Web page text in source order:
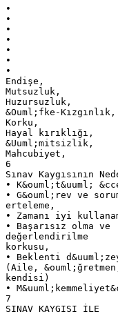
•
•
•
•
•
•
•
Endişe,
Mutsuzluk,
Huzursuzluk,
&Ouml;fke-Kızgınlık,
Korku,
Hayal kırıklığı,
&Uuml;mitsizlik,
Mahcubiyet,
6
Sınav Kaygısının
• K&ouml;t&uuml;
• G&ouml;rev ve
erteleme,
• Zamanı iyi
• Başarısız olma ve
değerlendirilme
korkusu,
• Beklenti
(Aile,
kendisi)
•
7
SINAV KAYGISI İLE